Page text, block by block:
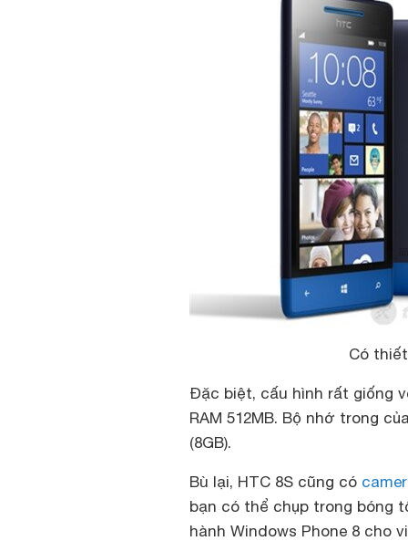
Có
Đặc biệt, cấu hình rất giống
RAM 512MB. Bộ nhớ trong
(8GB).
Bù lại, HTC 8S cũng có
bạn có thể chụp trong bóng
hành Windows Phone 8 cho